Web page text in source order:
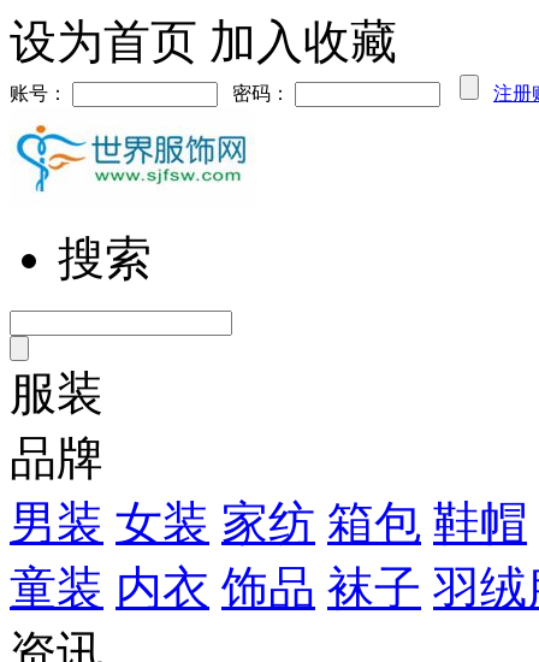
设为首页 加入收藏
账号： 密码： 注册
搜索
服装
品牌
男装 女装 家纺 箱包 鞋帽
童装 内衣 饰品 袜子 羽绒